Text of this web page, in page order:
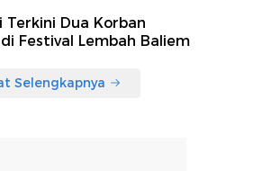
Terkini Dua Korban
Festival Lembah Baliem
Selengkapnya